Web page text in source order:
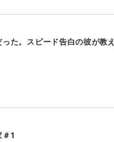
た。スピード告白の彼が教え
1